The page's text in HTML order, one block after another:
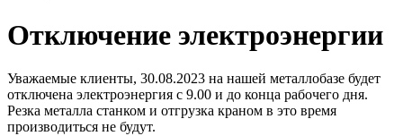
Отключение электроэнергии
Уважаемые клиенты, 30.08.2023 на нашей металлобазе будет
отключена электроэнергия с 9.00 и до конца рабочего дня.
Резка металла станком и отгрузка краном в это время
производиться не будут.